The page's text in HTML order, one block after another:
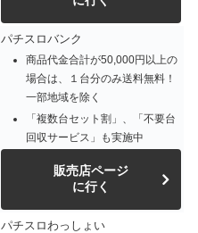
パチスロバンク
商品代金合計が50,000円以上の
場合は、１台分のみ送料無料！
一部地域を除く
「複数台セット割」、「不要台
回収サービス」も実施中
販売店ページ
に行く
パチスロわっしょい